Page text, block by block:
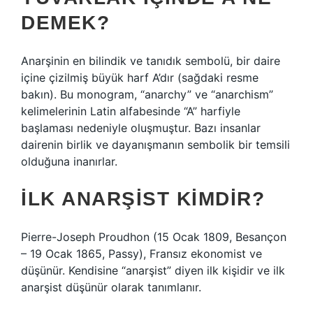
DEMEK?
Anarşinin en bilindik ve tanıdık sembolü, bir daire
içine çizilmiş büyük harf A’dır (sağdaki resme
bakın). Bu monogram, “anarchy” ve “anarchism”
kelimelerinin Latin alfabesinde “A” harfiyle
başlaması nedeniyle oluşmuştur. Bazı insanlar
dairenin birlik ve dayanışmanın sembolik bir temsili
olduğuna inanırlar.
İLK ANARŞIST KIMDIR?
Pierre-Joseph Proudhon (15 Ocak 1809, Besançon
– 19 Ocak 1865, Passy), Fransız ekonomist ve
düşünür. Kendisine “anarşist” diyen ilk kişidir ve ilk
anarşist düşünür olarak tanımlanır.